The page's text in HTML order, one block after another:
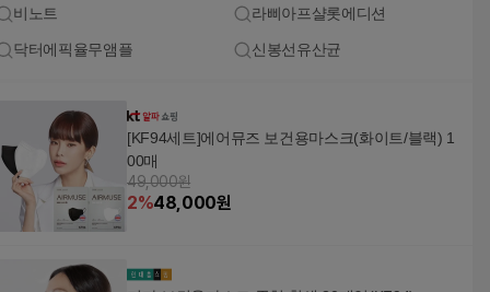
비노트 라삐아프샬롯에디션
닥터에픽율무앰플 신봉선유산균
[KF94세트]에어뮤즈 보건용마스크(화이트/블랙) 1
00매
49,000원
2%48,000원